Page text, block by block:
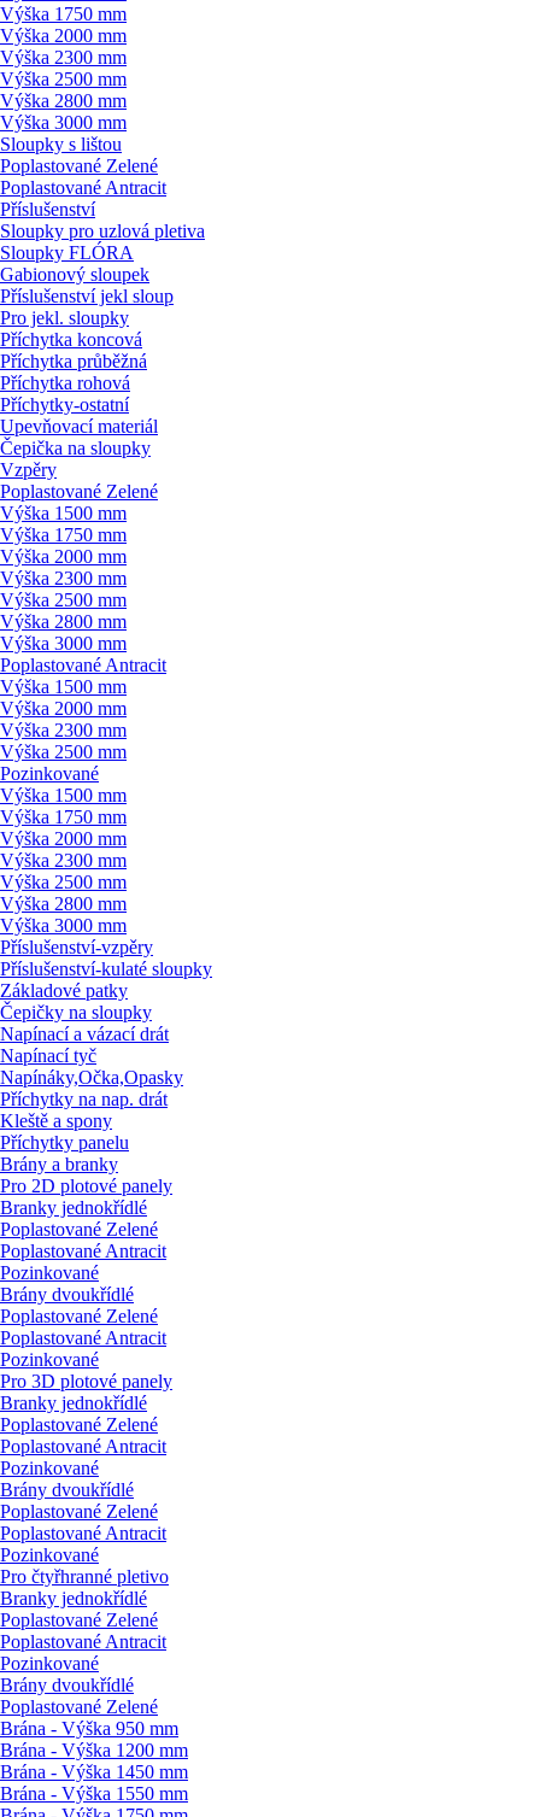
Výška 1750 mm
Výška 2000 mm
Výška 2300 mm
Výška 2500 mm
Výška 2800 mm
Výška 3000 mm
Sloupky s lištou
Poplastované Zelené
Poplastované Antracit
Příslušenství
Sloupky pro uzlová pletiva
Sloupky FLÓRA
Gabionový sloupek
Příslušenství jekl sloup
Pro jekl. sloupky
Příchytka koncová
Příchytka průběžná
Příchytka rohová
Příchytky-ostatní
Upevňovací materiál
Čepička na sloupky
Vzpěry
Poplastované Zelené
Výška 1500 mm
Výška 1750 mm
Výška 2000 mm
Výška 2300 mm
Výška 2500 mm
Výška 2800 mm
Výška 3000 mm
Poplastované Antracit
Výška 1500 mm
Výška 2000 mm
Výška 2300 mm
Výška 2500 mm
Pozinkované
Výška 1500 mm
Výška 1750 mm
Výška 2000 mm
Výška 2300 mm
Výška 2500 mm
Výška 2800 mm
Výška 3000 mm
Příslušenství-vzpěry
Příslušenství-kulaté sloupky
Základové patky
Čepičky na sloupky
Napínací a vázací drát
Napínací tyč
Napínáky,Očka,Opasky
Příchytky na nap. drát
Kleště a spony
Příchytky panelu
Brány a branky
Pro 2D plotové panely
Branky jednokřídlé
Poplastované Zelené
Poplastované Antracit
Pozinkované
Brány dvoukřídlé
Poplastované Zelené
Poplastované Antracit
Pozinkované
Pro 3D plotové panely
Branky jednokřídlé
Poplastované Zelené
Poplastované Antracit
Pozinkované
Brány dvoukřídlé
Poplastované Zelené
Poplastované Antracit
Pozinkované
Pro čtyřhranné pletivo
Branky jednokřídlé
Poplastované Zelené
Poplastované Antracit
Pozinkované
Brány dvoukřídlé
Poplastované Zelené
Brána - Výška 950 mm
Brána - Výška 1200 mm
Brána - Výška 1450 mm
Brána - Výška 1550 mm